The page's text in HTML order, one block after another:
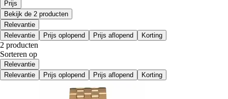
Prijs
Bekijk de 2 producten
Relevantie
Relevantie
Prijs oplopend Prijs aflopend Korting
2 producten
Sorteren op
Relevantie
Relevantie
Prijs oplopend Prijs aflopend Korting